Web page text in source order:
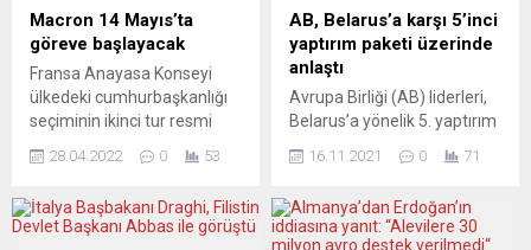
okuyan ve direnişin simgesi
haline gelen Füruğ
Ferruhzad’ın (1935-1967)
etkileyici yaşam
öyküsünden,
mücadelesinden ve
eserlerinden ilhamla
Belçikalıların yüzde 18’i
göçmenlerin ülke
ekonomisini geliştirdiğini,
yüzde 64’ü göç nedeniyle
eğitim kalitesinin
düştüğünü, yüzde...
Macron 14 Mayıs’ta
göreve başlayacak
Fransa Anayasa Konseyi
ülkedeki cumhurbaşkanlığı
seçiminin ikinci tur resmi
Anayasa Konseyinden
Fransa Cumhurbaşkanı
Emmanuel Macron yüzde
28.04.2022 0 53
AB, Belarus’a karşı 5’inci
yaptırım paketi üzerinde
anlaştı
Avrupa Birliği (AB) liderleri,
Belarus’a yönelik 5. yaptırım
anlaşmaya vardı. AB Dış
Yüksek Temsilcisi Josep
Borrell, AB Dışişleri Bakanları
16.11.2021 0 71